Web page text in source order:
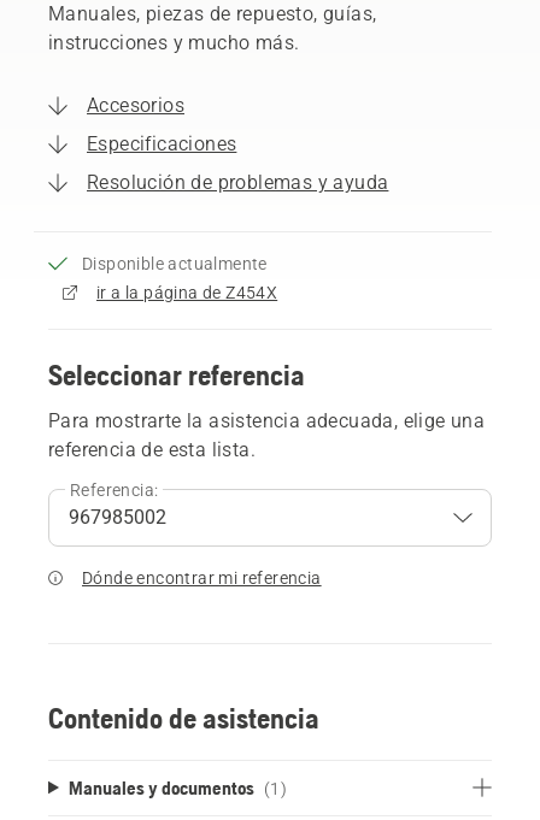
Manuales, piezas de repuesto, guías,
instrucciones y mucho más.
Accesorios
Especificaciones
Resolución de problemas y ayuda
Disponible actualmente
ir a la página de Z454X
Seleccionar referencia
Para mostrarte la asistencia adecuada, elige una
referencia de esta lista.
Referencia:
Dónde encontrar mi referencia
Contenido de asistencia
Manuales y documentos (1)